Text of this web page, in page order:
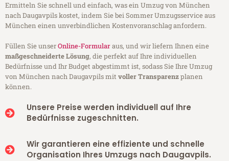
Ermitteln Sie schnell und einfach, was ein Umzug von München
nach Daugavpils kostet, indem Sie bei Sommer Umzugsservice aus
München einen unverbindlichen Kostenvoranschlag anfordern.
Füllen Sie unserOnline-Formularaus, und wir liefern Ihnen eine
maßgeschneiderte Lösung, die perfekt auf Ihre individuellen
Bedürfnisse und Ihr Budget abgestimmt ist, sodass Sie Ihre Umzug
von München nach Daugavpils mitvoller Transparenzplanen
können.
Unsere Preise werden individuell auf Ihre
Bedürfnisse zugeschnitten.
Wir garantieren eine effiziente und schnelle
Organisation Ihres Umzugs nach Daugavpils.